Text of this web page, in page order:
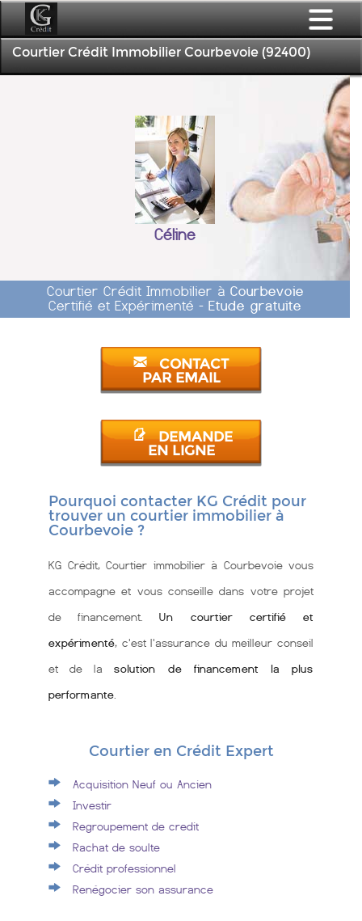
Courtier Crédit Immobilier Courbevoie (92400)
Céline
Courtier Crédit Immobilier à Courbevoie
Certifié et Expérimenté - Etude gratuite
CONTACT
PAR EMAIL
DEMANDE
EN LIGNE
Pourquoi contacter KG Crédit pour
trouver un courtier immobilier à
Courbevoie ?
KG Crédit, Courtier immobilier à Courbevoie vous
accompagne et vous conseille dans votre projet
de financement.Un courtier certifié et
expérimenté, c'est l'assurance du meilleur conseil
et de lasolution de financement la plus
performante
Courtier en Crédit Expert
Acquisition Neuf ou Ancien
Investir
Regroupement de credit
Rachat de soulte
Crédit professionnel
Renégocier son assurance